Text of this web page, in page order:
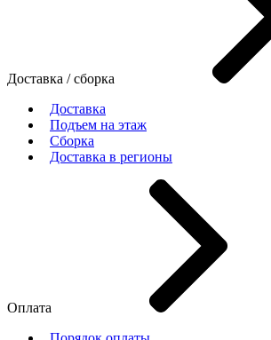
Доставка / сборка
Доставка
Подъем на этаж
Сборка
Доставка в регионы
Оплата